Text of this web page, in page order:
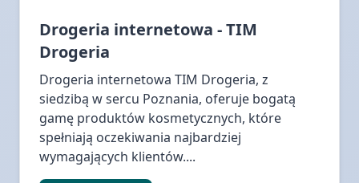
Drogeria internetowa - TIM
Drogeria
Drogeria internetowa TIM Drogeria, z
siedzibą w sercu Poznania, oferuje bogatą
gamę produktów kosmetycznych, które
spełniają oczekiwania najbardziej
wymagających klientów....